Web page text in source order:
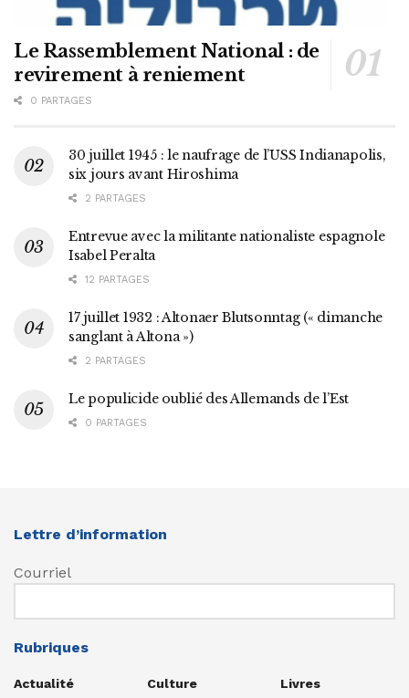
Le Rassemblement National : de
revirement à reniement
0 PARTAGES
30 juillet 1945 : le naufrage de l’USS Indianapolis,
six jours avant Hiroshima
2 PARTAGES
Entrevue avec la militante nationaliste espagnole
Isabel Peralta
12 PARTAGES
17 juillet 1932 : Altonaer Blutsonntag (« dimanche
sanglant à Altona »)
2 PARTAGES
Le populicide oublié des Allemands de l’Est
0 PARTAGES
Lettre d’information
Courriel
Rubriques
Actualité
Culture
Livres